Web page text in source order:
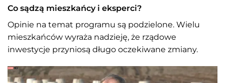
Co sądzą mieszkańcy i eksperci?
Opinie na temat programu są podzielone. Wielu
mieszkańców wyraża nadzieję, że rządowe
inwestycje przyniosą długo oczekiwane zmiany.